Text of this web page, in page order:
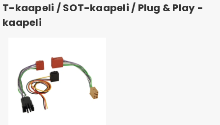
T-kaapeli / SOT-kaapeli / Plug & Play -
kaapeli